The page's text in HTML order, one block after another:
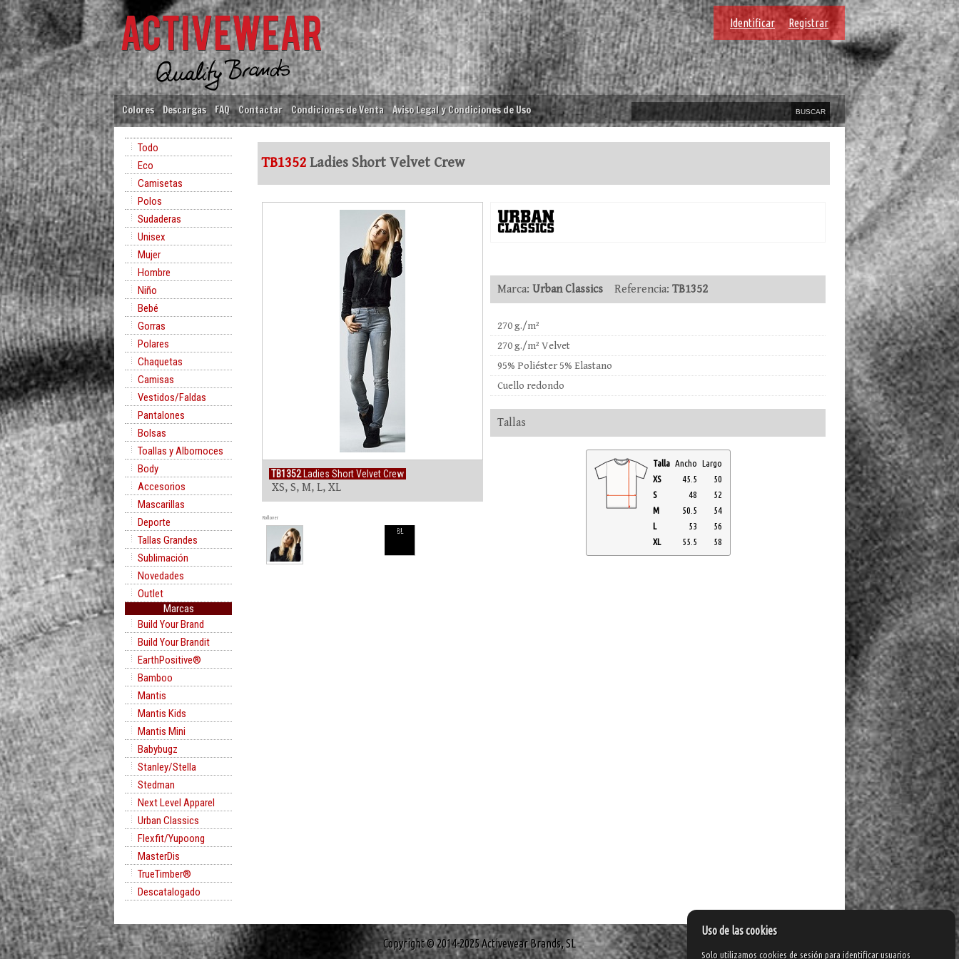
Identificar Registrar
Colores Descargas FAQ Contactar Condiciones de Venta Aviso Legal y Condiciones de Uso
Todo
Eco
Camisetas
Polos
Sudaderas
Unisex
Mujer
Hombre
Niño
Bebé
Gorras
Polares
Chaquetas
Camisas
Vestidos/Faldas
Pantalones
Bolsas
Toallas y Albornoces
Body
Accesorios
Mascarillas
Deporte
Tallas Grandes
Sublimación
Novedades
Outlet
Marcas
Build Your Brand
Build Your Brandit
EarthPositive®
Bamboo
Mantis
Mantis Kids
Mantis Mini
Babybugz
Stanley/Stella
Stedman
Next Level Apparel
Urban Classics
Flexfit/Yupoong
MasterDis
TrueTimber®
Descatalogado
TB1352 Ladies Short Velvet Crew
TB1352Ladies Short Velvet Crew
XS, S, M, L, XL
Rollover
BL
Marca: Urban Classics Referencia: TB1352
270 g./m²
270 g./m² Velvet
95% Poliéster 5% Elastano
Cuello redondo
Tallas
Talla Ancho Largo
XS
45.5
50
S
48
52
M
50.5
54
L
53
56
XL
55.5 58
Copyright © 2014-2025 Activewear Brands, SL
Uso de las cookies
Solo utilizamos cookies de sesión para identificar usuarios